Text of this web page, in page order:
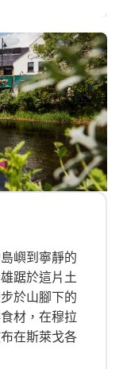
嶼到寧靜的
踞於這片土
於山腳下的
材，在穆拉
在斯萊戈各